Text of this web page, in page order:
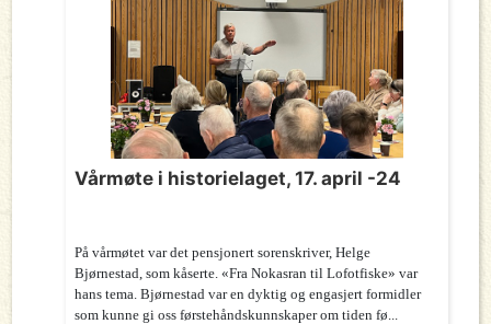
Vårmøte i historielaget, 17. april -24
På vårmøtet var det pensjonert sorenskriver, Helge
Bjørnestad, som kåserte. «Fra Nokasran til Lofotfiske» var
hans tema. Bjørnestad var en dyktig og engasjert formidler
som kunne gi oss førstehåndskunnskaper om tiden fø...